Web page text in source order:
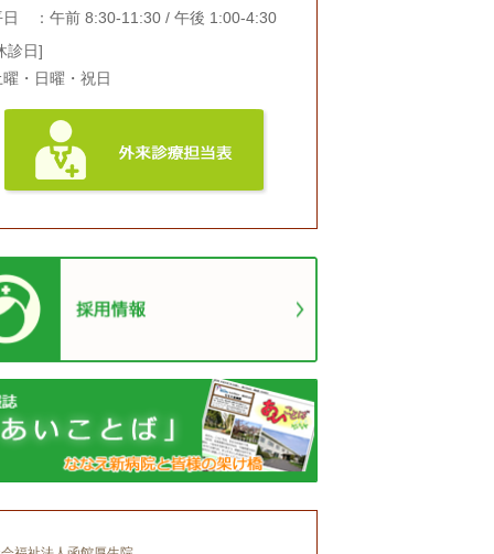
日 ：午前 8:30-11:30 / 午後 1:00-4:30
診日]
曜・日曜・祝日